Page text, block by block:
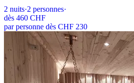
2 nuits·2 personnes·
dès 460 CHF
par personne dès CHF 230